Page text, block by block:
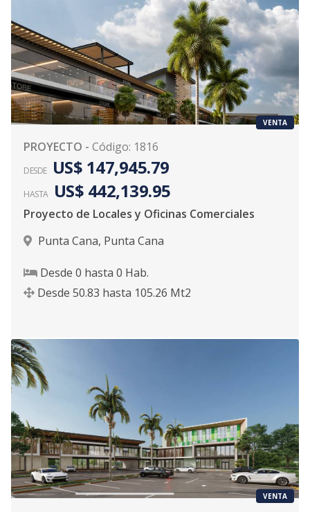
VENTA
PROYECTO - Código: 1816
DESDE US$ 147,945.79
HASTA US$ 442,139.95
Proyecto de Locales y Oficinas Comerciales
Punta Cana, Punta Cana
Desde 0 hasta 0 Hab.
Desde 50.83 hasta 105.26 Mt2
VENTA